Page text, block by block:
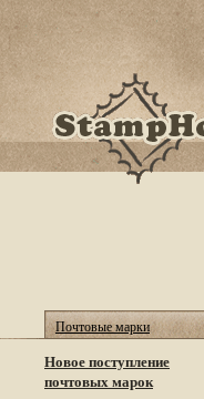
Почтовые марки
Новое поступление
почтовых марок